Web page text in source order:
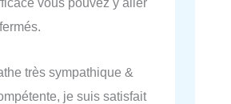
très sympathique &
je suis satisfait